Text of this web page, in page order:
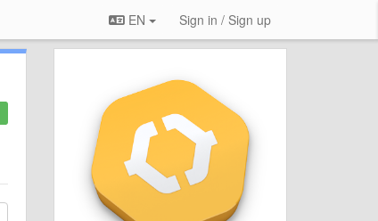
EN Sign in / Sign up